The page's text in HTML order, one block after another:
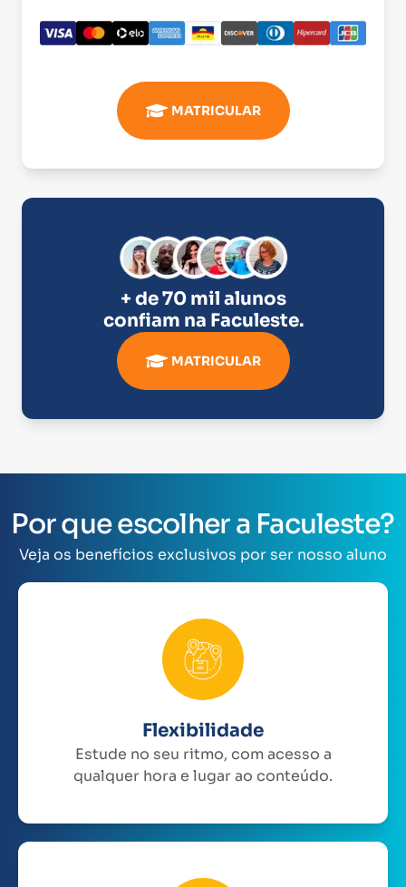
MATRICULAR
+ de 70 mil alunos
confiam na Faculeste.
MATRICULAR
Por que escolher a Faculeste?
Veja os benefícios exclusivos por ser nosso aluno
Flexibilidade
Estude no seu ritmo, com acesso a
qualquer hora e lugar ao conteúdo.